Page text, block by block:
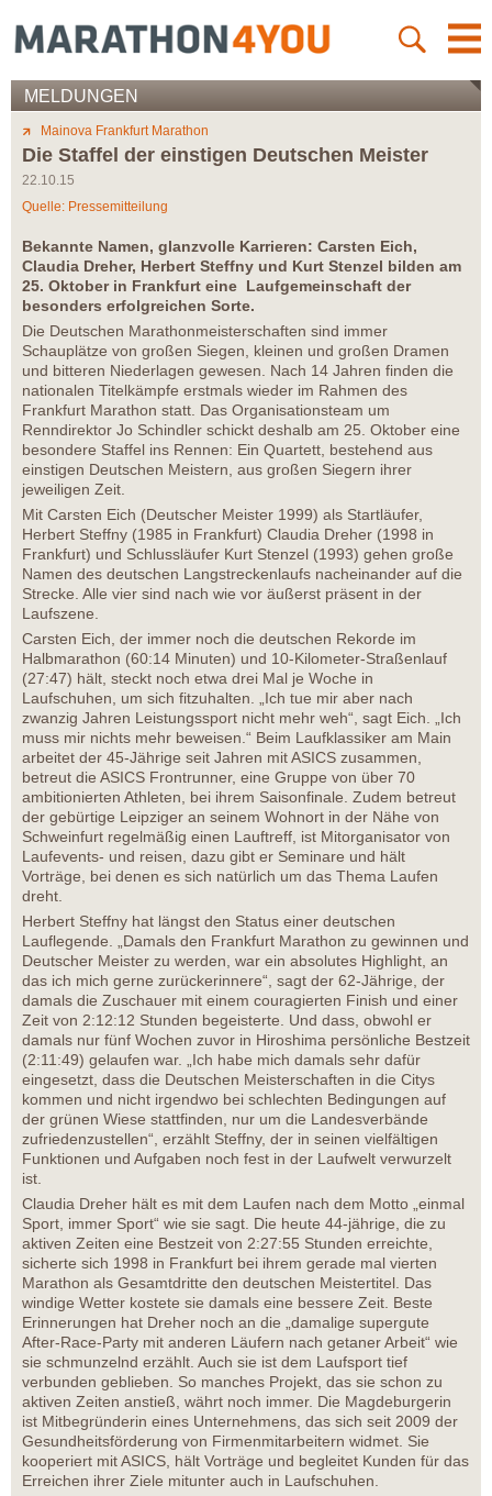
MELDUNGEN
Mainova Frankfurt Marathon
Die Staffel der einstigen Deutschen Meister
22.10.15
Quelle: Pressemitteilung
Bekannte Namen, glanzvolle Karrieren: Carsten Eich,
Claudia Dreher, Herbert Steffny und Kurt Stenzel bilden am
25. Oktober in Frankfurt eine Laufgemeinschaft der
besonders erfolgreichen Sorte.
Die Deutschen Marathonmeisterschaften sind immer
Schauplätze von großen Siegen, kleinen und großen Dramen
und bitteren Niederlagen gewesen. Nach 14 Jahren finden die
nationalen Titelkämpfe erstmals wieder im Rahmen des
Frankfurt Marathon statt. Das Organisationsteam um
Renndirektor Jo Schindler schickt deshalb am 25. Oktober eine
besondere Staffel ins Rennen: Ein Quartett, bestehend aus
einstigen Deutschen Meistern, aus großen Siegern ihrer
jeweiligen Zeit.
Mit Carsten Eich (Deutscher Meister 1999) als Startläufer,
Herbert Steffny (1985 in Frankfurt) Claudia Dreher (1998 in
Frankfurt) und Schlussläufer Kurt Stenzel (1993) gehen große
Namen des deutschen Langstreckenlaufs nacheinander auf die
Strecke. Alle vier sind nach wie vor äußerst präsent in der
Laufszene.
Carsten Eich, der immer noch die deutschen Rekorde im
Halbmarathon (60:14 Minuten) und 10-Kilometer-Straßenlauf
(27:47) hält, steckt noch etwa drei Mal je Woche in
Laufschuhen, um sich fitzuhalten. „Ich tue mir aber nach
zwanzig Jahren Leistungssport nicht mehr weh“, sagt Eich. „Ich
muss mir nichts mehr beweisen.“ Beim Laufklassiker am Main
arbeitet der 45-Jährige seit Jahren mit ASICS zusammen,
betreut die ASICS Frontrunner, eine Gruppe von über 70
ambitionierten Athleten, bei ihrem Saisonfinale. Zudem betreut
der gebürtige Leipziger an seinem Wohnort in der Nähe von
Schweinfurt regelmäßig einen Lauftreff, ist Mitorganisator von
Laufevents- und reisen, dazu gibt er Seminare und hält
Vorträge, bei denen es sich natürlich um das Thema Laufen
dreht.
Herbert Steffny hat längst den Status einer deutschen
Lauflegende. „Damals den Frankfurt Marathon zu gewinnen und
Deutscher Meister zu werden, war ein absolutes Highlight, an
das ich mich gerne zurückerinnere“, sagt der 62-Jährige, der
damals die Zuschauer mit einem couragierten Finish und einer
Zeit von 2:12:12 Stunden begeisterte. Und dass, obwohl er
damals nur fünf Wochen zuvor in Hiroshima persönliche Bestzeit
(2:11:49) gelaufen war. „Ich habe mich damals sehr dafür
eingesetzt, dass die Deutschen Meisterschaften in die Citys
kommen und nicht irgendwo bei schlechten Bedingungen auf
der grünen Wiese stattfinden, nur um die Landesverbände
zufriedenzustellen“, erzählt Steffny, der in seinen vielfältigen
Funktionen und Aufgaben noch fest in der Laufwelt verwurzelt
ist.
Claudia Dreher hält es mit dem Laufen nach dem Motto „einmal
Sport, immer Sport“ wie sie sagt. Die heute 44-jährige, die zu
aktiven Zeiten eine Bestzeit von 2:27:55 Stunden erreichte,
sicherte sich 1998 in Frankfurt bei ihrem gerade mal vierten
Marathon als Gesamtdritte den deutschen Meistertitel. Das
windige Wetter kostete sie damals eine bessere Zeit. Beste
Erinnerungen hat Dreher noch an die „damalige supergute
After-Race-Party mit anderen Läufern nach getaner Arbeit“ wie
sie schmunzelnd erzählt. Auch sie ist dem Laufsport tief
verbunden geblieben. So manches Projekt, das sie schon zu
aktiven Zeiten anstieß, währt noch immer. Die Magdeburgerin
ist Mitbegründerin eines Unternehmens, das sich seit 2009 der
Gesundheitsförderung von Firmenmitarbeitern widmet. Sie
kooperiert mit ASICS, hält Vorträge und begleitet Kunden für das
Erreichen ihrer Ziele mitunter auch in Laufschuhen.